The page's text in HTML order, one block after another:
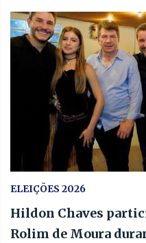
ELEIÇÕES 2026
Hildon Chaves
Rolim de Moura